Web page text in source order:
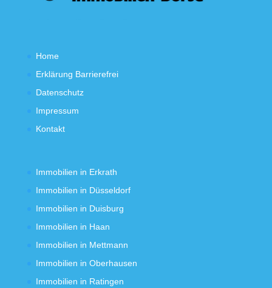
Home
Erklärung Barrierefrei
Datenschutz
Impressum
Kontakt
Immobilien in Erkrath
Immobilien in Düsseldorf
Immobilien in Duisburg
Immobilien in Haan
Immobilien in Mettmann
Immobilien in Oberhausen
Immobilien in Ratingen